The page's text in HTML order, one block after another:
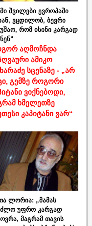
შვილები ევროპაში
ვცდილობ, ბევრი
რომ ისინი კარგად
აღმოჩნდა
ამიკო
სცენაზე - „არ
გემზე როგორი
ვიქნებოდი,
ხმელეთზე
კაპიტანი ვარ“
ლორია: „მამას
უფრო კარგად
მაგრამ თავის